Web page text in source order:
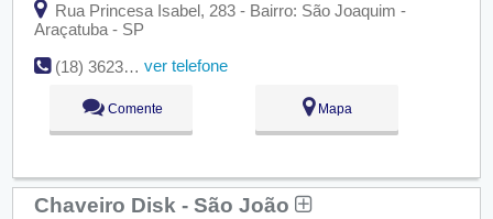
Rua Princesa Isabel, 283 - Bairro: São Joaquim -
Araçatuba - SP
(18) 3623-4354
ver telefone
Comente Mapa
Chaveiro Disk - São João